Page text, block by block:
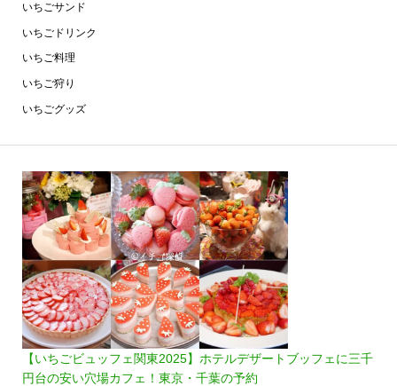
いちごサンド
いちごドリンク
いちご料理
いちご狩り
いちごグッズ
【いちごビュッフェ関東2025】ホテルデザートブッフェに三千
円台の安い穴場カフェ！東京・千葉の予約